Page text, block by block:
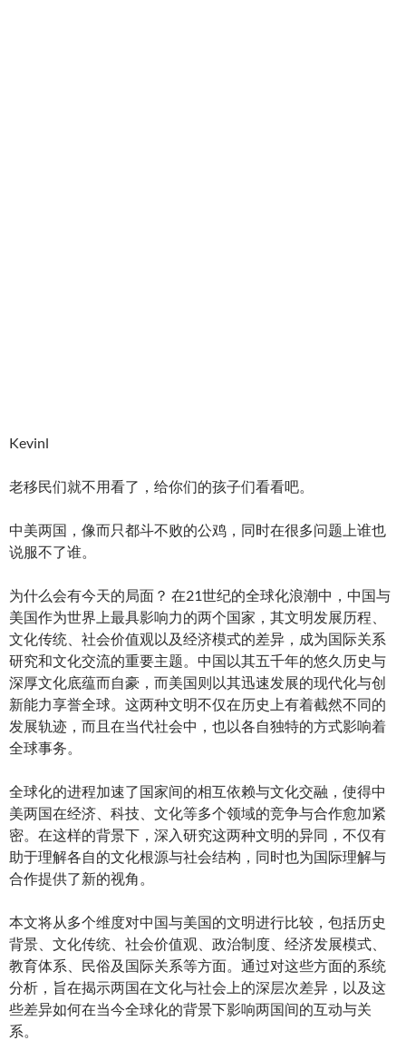
Kevinl
老移民们就不用看了，给你们的孩子们看看吧。
中美两国，像而只都斗不败的公鸡，同时在很多问题上谁也
说服不了谁。
为什么会有今天的局面？ 在21世纪的全球化浪潮中，中国与
美国作为世界上最具影响力的两个国家，其文明发展历程、
文化传统、社会价值观以及经济模式的差异，成为国际关系
研究和文化交流的重要主题。中国以其五千年的悠久历史与
深厚文化底蕴而自豪，而美国则以其迅速发展的现代化与创
新能力享誉全球。这两种文明不仅在历史上有着截然不同的
发展轨迹，而且在当代社会中，也以各自独特的方式影响着
全球事务。
全球化的进程加速了国家间的相互依赖与文化交融，使得中
美两国在经济、科技、文化等多个领域的竞争与合作愈加紧
密。在这样的背景下，深入研究这两种文明的异同，不仅有
助于理解各自的文化根源与社会结构，同时也为国际理解与
合作提供了新的视角。
本文将从多个维度对中国与美国的文明进行比较，包括历史
背景、文化传统、社会价值观、政治制度、经济发展模式、
教育体系、民俗及国际关系等方面。通过对这些方面的系统
分析，旨在揭示两国在文化与社会上的深层次差异，以及这
些差异如何在当今全球化的背景下影响两国间的互动与关
系。